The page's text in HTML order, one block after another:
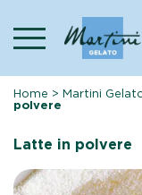
content
Home >Martini
polvere
Latte in polvere